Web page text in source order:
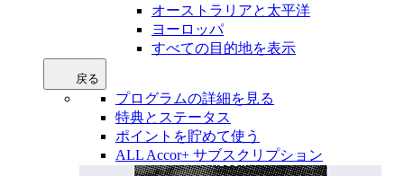
オーストラリアと太平洋
ヨーロッパ
すべての目的地を表示
戻る
プログラムの詳細を見る
特典とステータス
ポイントを貯めて使う
ALL Accor+ サブスクリプション